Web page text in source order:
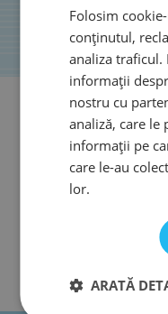
Folosim
conținutul,
analiza traficul.
informații
nostru cu
analiză, care le
informații pe
care le-au
lor.
ARATĂ